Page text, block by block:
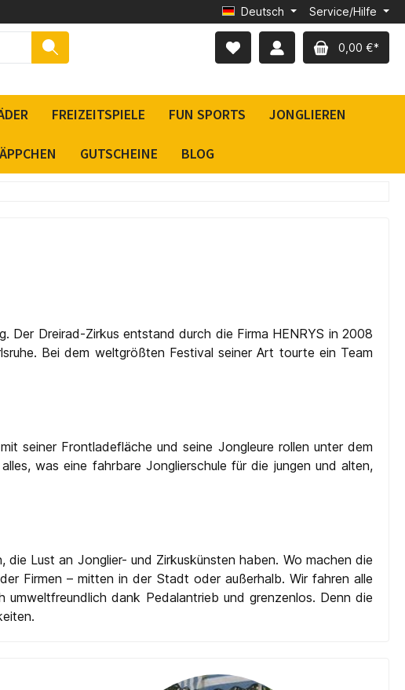
Deutsch Service/Hilfe
0,00 €*
FREIZEITSPIELE FUN SPORTS JONGLIEREN
GUTSCHEINE BLOG
Der Dreirad-Zirkus entstand durch die Firma HENRYS in 2008
Bei dem weltgrößten Festival seiner Art tourte ein Team
seiner Frontladefläche und seine Jongleure rollen unter dem
was eine fahrbare Jonglierschule für die jungen und alten,
die Lust an Jonglier- und Zirkuskünsten haben. Wo machen die
Firmen – mitten in der Stadt oder außerhalb. Wir fahren alle
dank Pedalantrieb und grenzenlos. Denn die